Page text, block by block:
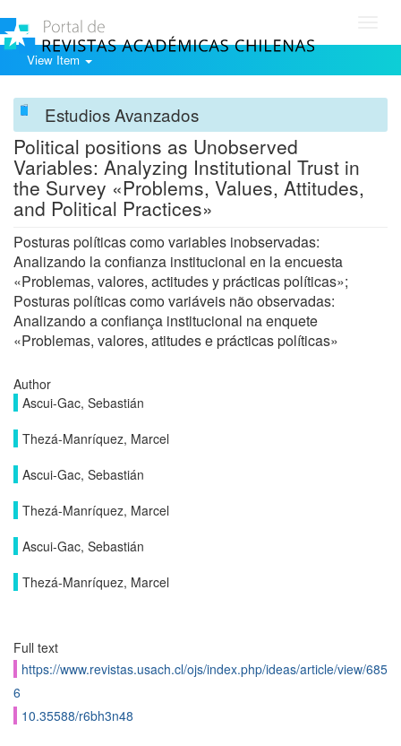
View Item
Estudios Avanzados
Political positions as Unobserved
Variables: Analyzing Institutional Trust in
the Survey «Problems, Values, Attitudes,
and Political Practices»
Posturas políticas como variables inobservadas:
Analizando la confianza institucional en la encuesta
«Problemas, valores, actitudes y prácticas políticas»;
Posturas políticas como variáveis não observadas:
Analizando a confiança institucional na enquete
«Problemas, valores, atitudes e prácticas políticas»
Author
Ascui-Gac, Sebastián
Thezá-Manríquez, Marcel
Ascui-Gac, Sebastián
Thezá-Manríquez, Marcel
Ascui-Gac, Sebastián
Thezá-Manríquez, Marcel
Full text
https://www.revistas.usach.cl/ojs/index.php/ideas/article/view/685
6
10.35588/r6bh3n48